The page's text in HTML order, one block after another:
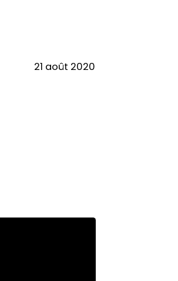
21 août 2020